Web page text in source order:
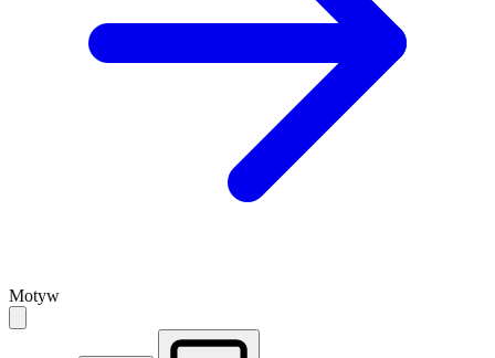
Motyw